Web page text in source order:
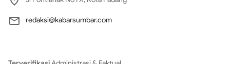
redaksi@kabarsumbar.com